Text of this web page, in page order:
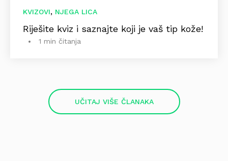
KVIZOVI, NJEGA LICA
Riješite kviz i saznajte koji je vaš tip kože!
1 min čitanja
UČITAJ VIŠE ČLANAKA